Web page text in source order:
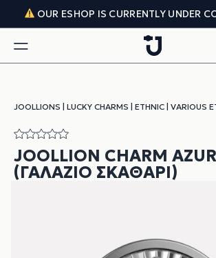
Skip to content
OUR ESHOP IS CURRENTLY UNDER
JOOLLIONS LUCKY CHARMS ETHNIC VARIOUS
JOOLLION CHARM
(ΓΑΛΆΖΙΟ ΣΚΑΘΆΡΙ)